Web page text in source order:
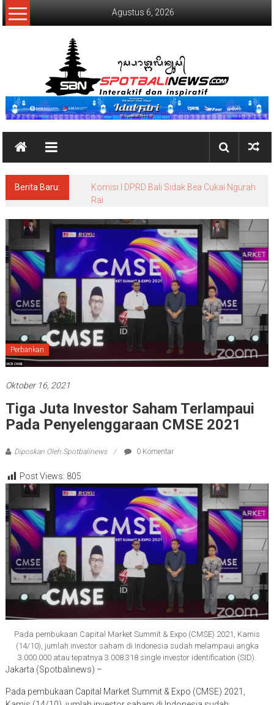
Lompat
ke
Agustus 6, 2026
SpotBaliNews
Berita Baru:
Komisi I DPRD Bali Sidak Bea Cukai Ngurah
Rai
Perbankan
Oktober 16, 2021
Tiga Juta Investor Saham Terlampaui
Pada Penyelenggaraan CMSE 2021
Diposkan Oleh:Spotbalinews 0 Komentar
Post Views: 805
Pada pembukaan Capital Market Summit & Expo (CMSE) 2021, Kamis
(14/10), jumlah investor saham di Indonesia sudah melampaui angka
3.000.000 atau tepatnya 3.008.318 single investor identification (SID).
Jakarta (Spotbalinews) –
Pada pembukaan Capital Market Summit & Expo (CMSE) 2021,